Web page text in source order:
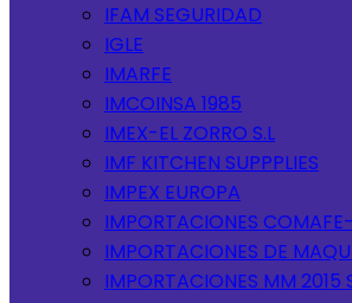
IFAM SEGURIDAD
IGLE
IMARFE
IMCOINSA 1985
IMEX-EL ZORRO S.L
IMF KITCHEN SUPPPLIES
IMPEX EUROPA
IMPORTACIONES
IMPORTACIONES DE
IMPORTACIONES MM 2015